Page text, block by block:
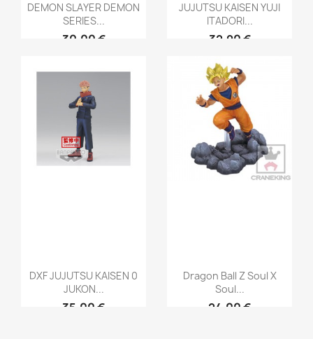
DEMON SLAYER DEMON
SERIES...
30,00 €
JUJUTSU KAISEN YUJI
ITADORI...
32,90 €
DXF JUJUTSU KAISEN 0
JUKON...
35,00 €
Dragon Ball Z Soul X
Soul...
24,00 €